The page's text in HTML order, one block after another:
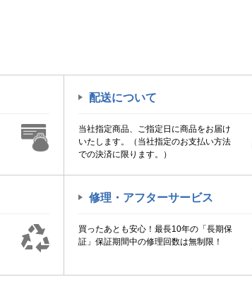
配送について
当社指定商品、ご指定日に商品をお届け
いたします。（当社指定のお支払い方法
での決済に限ります。）
修理・アフターサービス
買ったあとも安心！最長10年の「長期保
証」保証期間中の修理回数は無制限！